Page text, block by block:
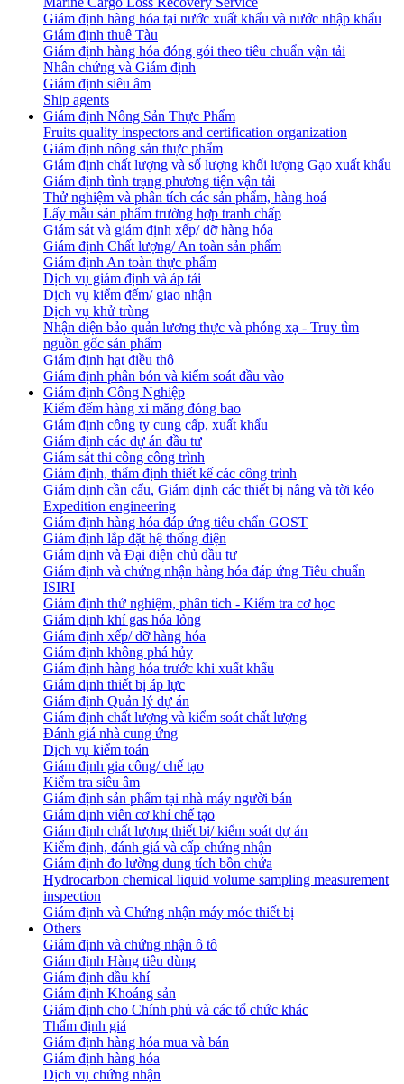
Giám định hàng hóa tại nước xuất khẩu và nước nhập khẩu
Giám định thuê Tàu
Giám định hàng hóa đóng gói theo tiêu chuẩn vận tải
Nhân chứng và Giám định
Giám định siêu âm
Ship agents
Giám định Nông Sản Thực Phẩm
Fruits quality inspectors and certification organization
Giám định nông sản thực phẩm
Giám định chất lượng và số lượng khối lượng Gạo xuất khẩu
Giám định tình trạng phương tiện vận tải
Thử nghiệm và phân tích các sản phẩm, hàng hoá
Lấy mẫu sản phẩm trường hợp tranh chấp
Giám sát và giám định xếp/ dỡ hàng hóa
Giám định Chất lượng/ An toàn sản phẩm
Giám định An toàn thực phẩm
Dịch vụ giám định và áp tải
Dịch vụ kiểm đếm/ giao nhận
Dịch vụ khử trùng
Nhận diện bảo quản lương thực và phóng xạ - Truy tìm
nguồn gốc sản phẩm
Giám định hạt điều thô
Giám định phân bón và kiểm soát đầu vào
Giám định Công Nghiệp
Kiểm đếm hàng xi măng đóng bao
Giám định công ty cung cấp, xuất khẩu
Giám định các dự án đầu tư
Giám sát thi công công trình
Giám định, thẩm định thiết kế các công trình
Giám định cần cẩu, Giám định các thiết bị nâng và tời kéo
Expedition engineering
Giám định hàng hóa đáp ứng tiêu chẩn GOST
Giám định lắp đặt hệ thống điện
Giám định và Đại diện chủ đầu tư
Giám định và chứng nhận hàng hóa đáp ứng Tiêu chuẩn
ISIRI
Giám định thử nghiệm, phân tích - Kiểm tra cơ học
Giám định khí gas hóa lỏng
Giám định xếp/ dỡ hàng hóa
Giám định không phá hủy
Giám định hàng hóa trước khi xuất khẩu
Giám định thiết bị áp lực
Giám định Quản lý dự án
Giám định chất lượng và kiểm soát chất lượng
Đánh giá nhà cung ứng
Dịch vụ kiểm toán
Giám định gia công/ chế tạo
Kiểm tra siêu âm
Giám định sản phẩm tại nhà máy người bán
Giám định viên cơ khí chế tạo
Giám định chất lượng thiết bị/ kiểm soát dự án
Kiểm định, đánh giá và cấp chứng nhận
Giám định đo lường dung tích bồn chứa
Hydrocarbon chemical liquid volume sampling measurement
inspection
Giám định và Chứng nhận máy móc thiết bị
Others
Giám định và chứng nhận ô tô
Giám định Hàng tiêu dùng
Giám định dầu khí
Giám định Khoáng sản
Giám định cho Chính phủ và các tổ chức khác
Thẩm định giá
Giám định hàng hóa mua và bán
Giám định hàng hóa
Dịch vụ chứng nhận